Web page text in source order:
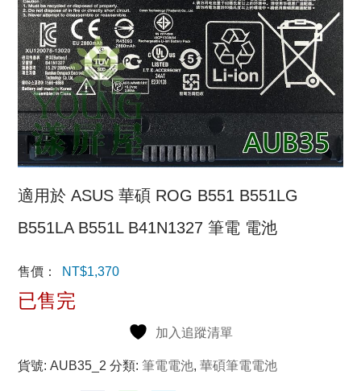
適用於 ASUS 華碩 ROG B551 B551LG
B551LA B551L B41N1327 筆電 電池
售價： NT$1,370
已售完
加入追蹤清單
貨號:AUB35_2 分類:筆電電池,華碩筆電電池